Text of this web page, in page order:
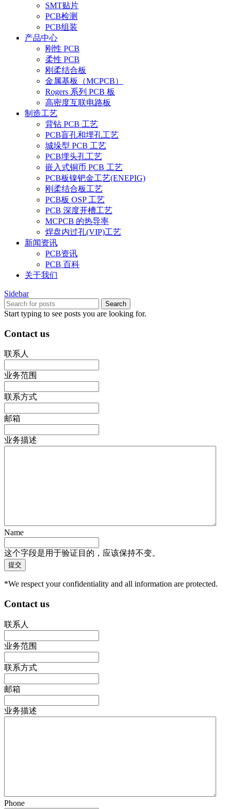
SMT贴片
PCB检测
PCB组装
产品中心
刚性 PCB
柔性 PCB
刚柔结合板
金属基板（MCPCB）
Rogers 系列 PCB 板
高密度互联电路板
制造工艺
背钻 PCB 工艺
PCB盲孔和埋孔工艺
城垛型 PCB 工艺
PCB埋头孔工艺
嵌入式铜币 PCB 工艺
PCB板镍钯金工艺(ENEPIG)
刚柔结合板工艺
PCB板 OSP 工艺
PCB 深度开槽工艺
MCPCB 的热导率
焊盘内过孔(VIP)工艺
新闻资讯
PCB资讯
PCB 百科
关于我们
Sidebar
Search
Start typing to see posts you are looking for.
Contact us
联系人
业务范围
联系方式
邮箱
业务描述
Name
这个字段是用于验证目的，应该保持不变。
*We respect your confidentiality and all information are protected.
Contact us
联系人
业务范围
联系方式
邮箱
业务描述
Phone